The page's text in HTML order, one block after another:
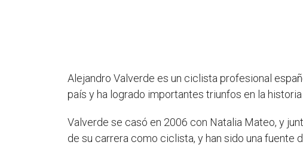
Alejandro Valverde es un ciclista profesional
país y ha logrado importantes triunfos en la
Valverde se casó en 2006 con Natalia Mateo, y
de su carrera como ciclista, y han sido una fuente